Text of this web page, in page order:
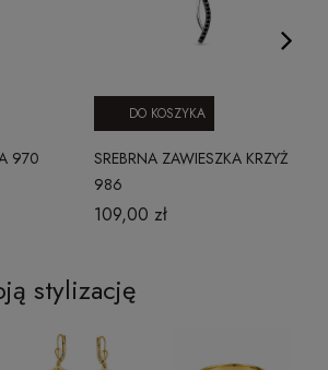
970
SREBRNA ZAWIESZKA KRZYŻ
986
109,00 zł
DO KOSZYKA
stylizację